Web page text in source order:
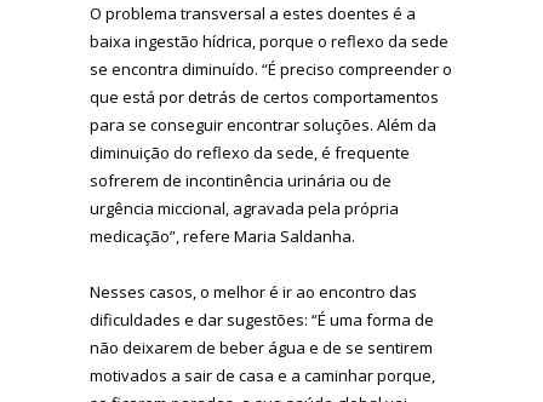
O problema transversal a estes doentes é a
baixa ingestão hídrica, porque o reflexo da sede
se encontra diminuído. “É preciso compreender o
que está por detrás de certos comportamentos
para se conseguir encontrar soluções. Além da
diminuição do reflexo da sede, é frequente
sofrerem de incontinência urinária ou de
urgência miccional, agravada pela própria
medicação”, refere Maria Saldanha.
Nesses casos, o melhor é ir ao encontro das
dificuldades e dar sugestões: “É uma forma de
não deixarem de beber água e de se sentirem
motivados a sair de casa e a caminhar porque,